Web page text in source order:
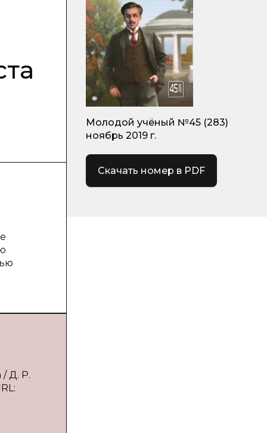
/ Д. Р.
Молодой учёный №45 (283)
ноябрь 2019 г.
Скачать номер в PDF